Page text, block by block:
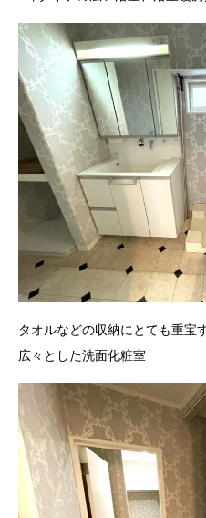
タオルなどの収納にとても重宝
広々とした洗面化粧室